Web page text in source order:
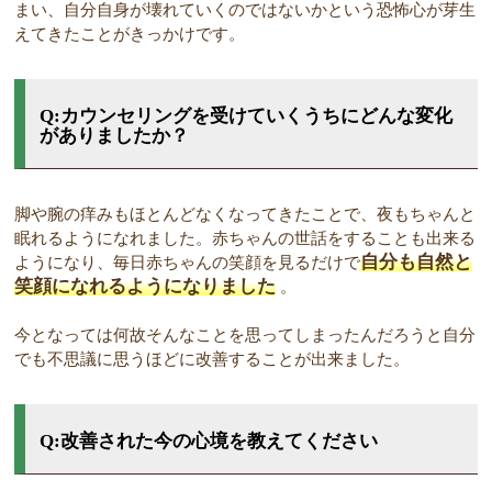
まい、自分自身が壊れていくのではないかという恐怖心が芽生
えてきたことがきっかけです。
Q:カウンセリングを受けていくうちにどんな変化
がありましたか？
脚や腕の痒みもほとんどなくなってきたことで、夜もちゃんと
眠れるようになれました。赤ちゃんの世話をすることも出来る
ようになり、毎日赤ちゃんの笑顔を見るだけで自分も自然と
笑顔になれるようになりました 。
今となっては何故そんなことを思ってしまったんだろうと自分
でも不思議に思うほどに改善することが出来ました。
Q:改善された今の心境を教えてください